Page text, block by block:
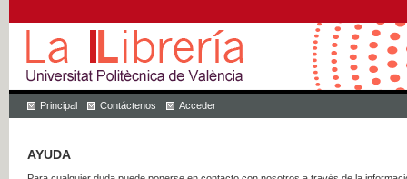
Principal Contáctenos Acceder
AYUDA